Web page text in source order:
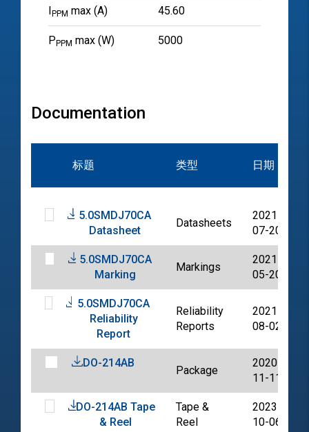
PPM max (A) 45.60
P PPM max (W) 5000
Documentation
标题 类型 日期
5.0SMDJ70CA
Datasheet
Datasheets
2021-
07-20
5.0SMDJ70CA
Marking
Markings
2021-
05-20
5.0SMDJ70CA
Reliability
Report
Reliability
Reports
2021-
08-02
DO-214AB
Package
2020-
11-11
DO-214AB Tape
& Reel
Tape &
Reel
2023-
10-06